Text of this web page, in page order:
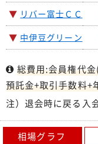
▼ リバー富士ＣＣ
▼ 中伊豆グリーン
総費用:会員権代
預託金+取引手数料+
注）退会時に戻る入
相場グラフ